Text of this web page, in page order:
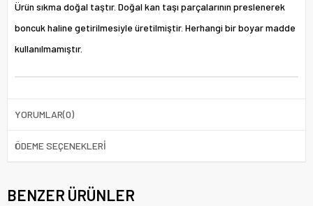
Ürün sıkma doğal taştır. Doğal kan taşı parçalarının preslenerek
boncuk haline getirilmesiyle üretilmiştir. Herhangi bir boyar madde
kullanılmamıştır.
YORUMLAR(0)
ÖDEME SEÇENEKLERI
BENZER ÜRÜNLER